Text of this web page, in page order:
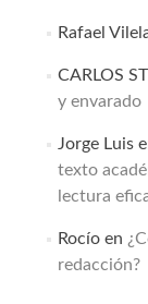
Rafael
CARLOS
y envarado
Jorge Luis
texto
lectura
Rocíoen
redacción?